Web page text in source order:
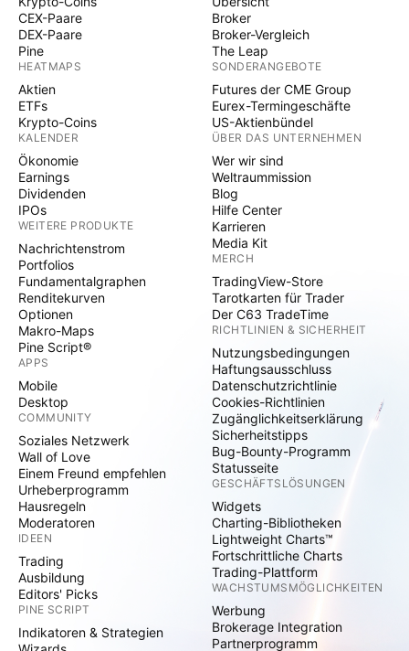
CEX-Paare
DEX-Paare
Pine
HEATMAPS
Aktien
ETFs
Krypto-Coins
KALENDER
Ökonomie
Earnings
Dividenden
IPOs
WEITERE PRODUKTE
Nachrichtenstrom
Portfolios
Fundamentalgraphen
Renditekurven
Optionen
Makro-Maps
Pine Script®
APPS
Mobile
Desktop
COMMUNITY
Soziales Netzwerk
Wall of Love
Einem Freund empfehlen
Urheberprogramm
Hausregeln
Moderatoren
IDEEN
Trading
Ausbildung
Editors' Picks
PINE SCRIPT
Indikatoren & Strategien
Broker
Broker-Vergleich
The Leap
SONDERANGEBOTE
Futures der CME Group
Eurex-Termingeschäfte
US-Aktienbündel
ÜBER DAS UNTERNEHMEN
Wer wir sind
Weltraummission
Blog
Hilfe Center
Karrieren
Media Kit
MERCH
TradingView-Store
Tarotkarten für Trader
Der C63 TradeTime
RICHTLINIEN & SICHERHEIT
Nutzungsbedingungen
Haftungsausschluss
Datenschutzrichtlinie
Cookies-Richtlinien
Zugänglichkeitserklärung
Sicherheitstipps
Bug-Bounty-Programm
Statusseite
GESCHÄFTSLÖSUNGEN
Widgets
Charting-Bibliotheken
Lightweight Charts™
Fortschrittliche Charts
Trading-Plattform
WACHSTUMSMÖGLICHKEITEN
Werbung
Brokerage Integration
Partnerprogramm